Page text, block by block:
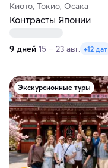
Киото, Токио, Осака
Контрасты Японии
9 дней 15 – 23 авг. +12 дат
Экскурсионные туры